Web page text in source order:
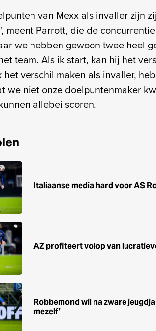
van Mexx als invaller zijn
meent Parrott, die de
we hebben gewoon twee heel
team. Als ik start, kan hij het
het verschil maken als invaller,
we niet onze doelpuntenmaker
allebei scoren.
Italiaanse media hard voor AS
AZ profiteert volop van
Robbemond wil na zware
mezelf’